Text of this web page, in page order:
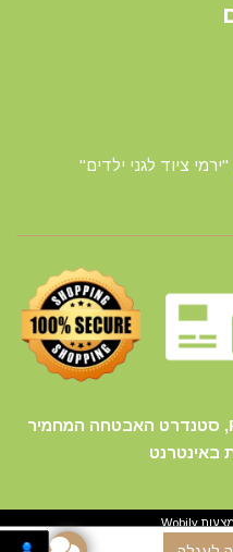
"ירמי ציוד לגני ילדים"
אתר זה מאובטח על-ידי תקן PCI, סטנדרט האבטחה המחמיר
באינטרנט
Wobily